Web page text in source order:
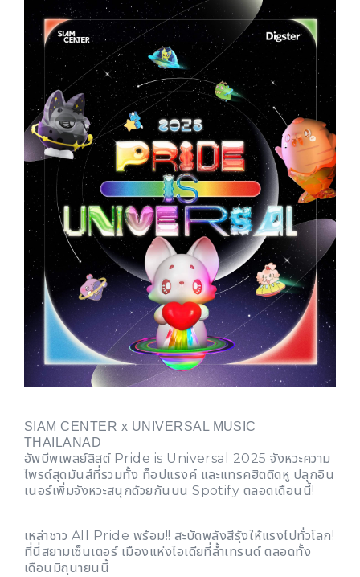
SIAM CENTER x UNIVERSAL MUSIC
THAILANAD
อัพบีพเพลย์ลิสต์ Pride is Universal 2025 จังหวะความ
ไพรด์สุดมันส์ที่รวมทั้ง ท็อปแรงค์ และแทรคฮิตติดหู ปลุกอิน
เนอร์เพิ่มจังหวะสนุกด้วยกันบน Spotify ตลอดเดือนนี้!
เหล่าชาว All Pride พร้อม!! สะบัดพลังสีรุ้งให้แรงไปทั่วโลก!
ที่นี่สยามเซ็นเตอร์ เมืองแห่งไอเดียที่ล้ำเทรนด์ ตลอดทั้ง
เดือนมิถุนายนนี้